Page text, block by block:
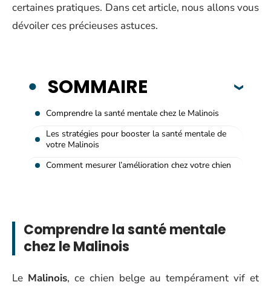
certaines pratiques. Dans cet article, nous allons vous
dévoiler ces précieuses astuces.
SOMMAIRE
Comprendre la santé mentale chez le Malinois
Les stratégies pour booster la santé mentale de
votre Malinois
Comment mesurer l’amélioration chez votre chien
Comprendre la santé mentale
chez le Malinois
Le Malinois, ce chien belge au tempérament vif et